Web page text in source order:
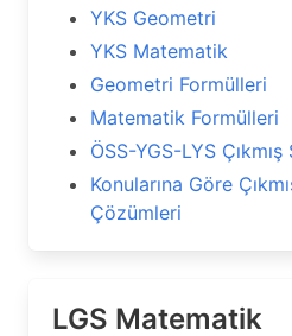
YKS Geometri
YKS Matematik
Geometri Formülleri
Matematik Formülleri
ÖSS-YGS-LYS
Konularına Göre
Çözümleri
LGS Matematik